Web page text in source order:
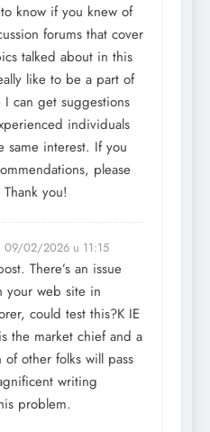
know if you knew of
forums that cover
talked about in this
like to be a part of
can get suggestions
individuals
same interest. If you
please
you!
09/02/2026 u 11:15
There’s an issue
your web site in
could test this?K IE
the market chief and a
other folks will pass
writing
problem.